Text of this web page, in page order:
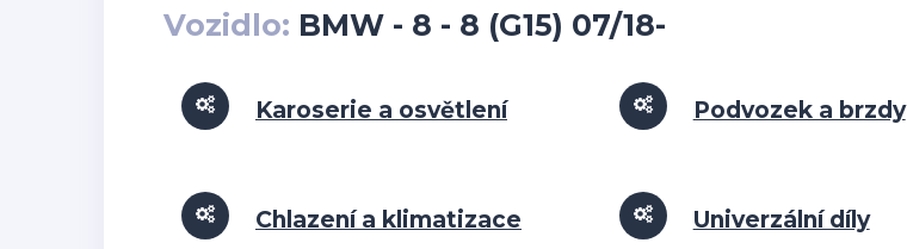
Vozidlo: BMW - 8 - 8 (G15) 07/18-
Karoserie a osvětlení Podvozek a brzdy
Chlazení a klimatizace Univerzální díly